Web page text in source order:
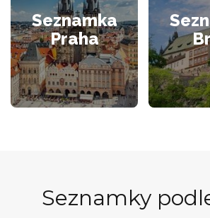
Seznamka
Praha
Seznamky